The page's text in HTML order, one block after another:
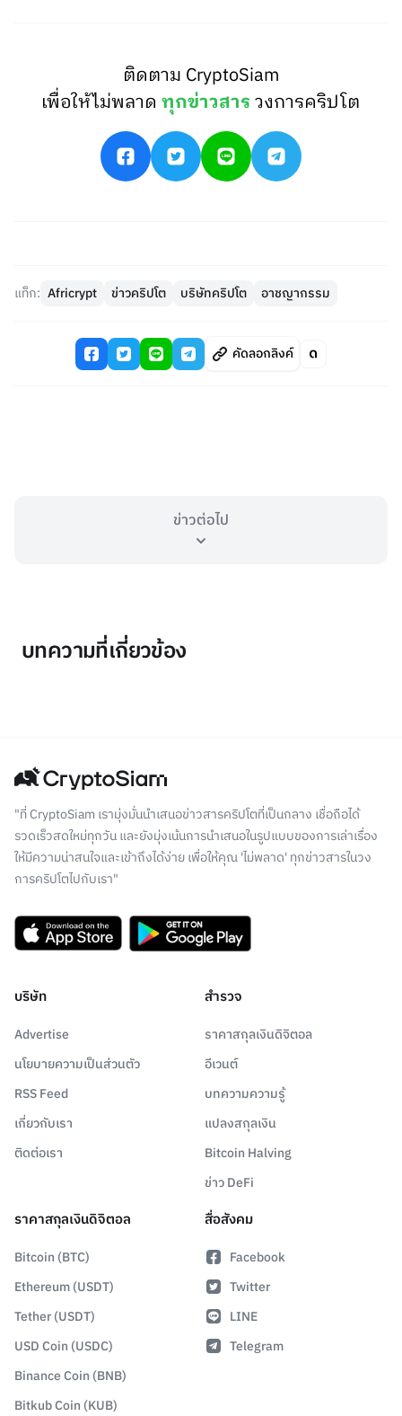
ติดตาม CryptoSiam
เพื่อให้ไม่พลาดทุกข่าวสารวงการคริปโต
แท็ก: Africrypt ข่าวคริปโต บริษัทคริปโต อาชญากรรม
คัดลอกลิงค์
ข่าวต่อไป
บทความที่เกี่ยวข้อง
"ที่ CryptoSiam เรามุ่งมั่นนำเสนอข่าวสารคริปโตที่เป็นกลาง เชื่อถือได้
รวดเร็วสดใหม่ทุกวัน และยังมุ่งเน้นการนำเสนอในรูปแบบของการเล่าเรื่อง
ให้มีความน่าสนใจและเข้าถึงได้ง่าย เพื่อให้คุณ 'ไม่พลาด' ทุกข่าวสารในวง
การคริปโตไปกับเรา"
บริษัท
Advertise
นโยบายความเป็นส่วนตัว
RSS Feed
เกี่ยวกับเรา
ติดต่อเรา
สำรวจ
ราคาสกุลเงินดิจิตอล
อีเวนต์
บทความความรู้
แปลงสกุลเงิน
Bitcoin Halving
ข่าว DeFi
ราคาสกุลเงินดิจิตอล
Bitcoin (BTC)
Ethereum (USDT)
Tether (USDT)
USD Coin (USDC)
Binance Coin (BNB)
Bitkub Coin (KUB)
สื่อสังคม
Facebook
Twitter
LINE
Telegram